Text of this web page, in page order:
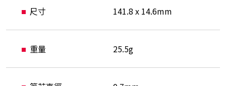
尺寸 141.8 x 14.6mm
重量 25.5g